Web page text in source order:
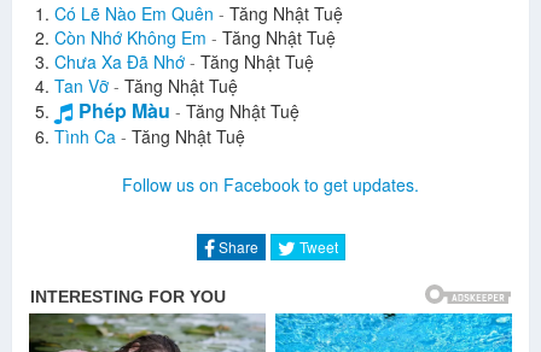
Có Lẽ Nào Em Quên - Tăng Nhật Tuệ
Còn Nhớ Không Em - Tăng Nhật Tuệ
Chưa Xa Đã Nhớ - Tăng Nhật Tuệ
Tan Vỡ - Tăng Nhật Tuệ
Phép Màu - Tăng Nhật Tuệ
Tình Ca - Tăng Nhật Tuệ
Follow us on Facebook to get updates.
Share Tweet